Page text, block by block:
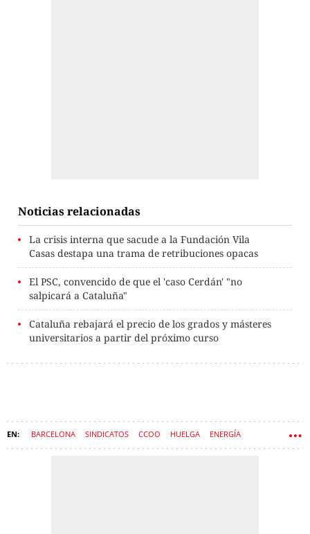
Noticias relacionadas
La crisis interna que sacude a la Fundación Vila
Casas destapa una trama de retribuciones opacas
El PSC, convencido de que el 'caso Cerdán' "no
salpicará a Cataluña"
Cataluña rebajará el precio de los grados y másteres
universitarios a partir del próximo curso
BARCELONA SINDICATOS CCOO HUELGA ENERGÍA